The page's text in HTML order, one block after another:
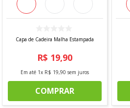
Capa de Cadeira Malha Estampada
R$ 19,90
Em até 1x R$ 19,90 sem juros
COMPRAR